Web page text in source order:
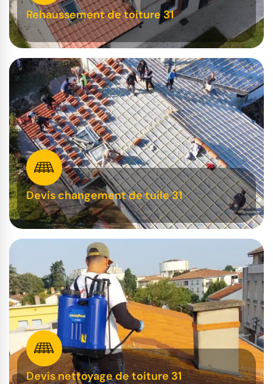
Rehaussement de toiture 31
Devis changement de tuile 31
Devis nettoyage de toiture 31